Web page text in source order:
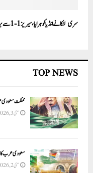
سری لنکا نے انڈیا کو ہرایا، سیریز1-1 سے برابر
TOP NEWS
مملکت سعودی
مئی 3, 2026
سعودی عرب کا
مئی 2, 2026